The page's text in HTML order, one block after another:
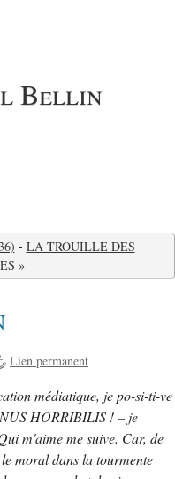
Bellin
- LA TROUILLE DES
»
Lien permanent
médiatique, je po-si-ti-ve
HORRIBILIS ! – je
m'aime me suive. Car, de
moral dans la tourmente